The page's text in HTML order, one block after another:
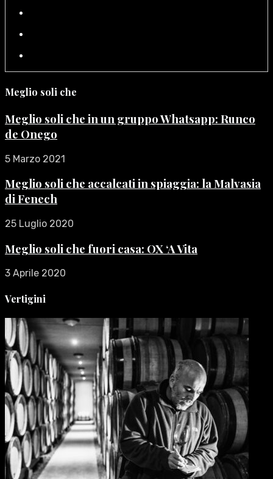
Meglio soli che
Meglio soli che in un gruppo Whatsapp: Runco
de Onego
5 Marzo 2021
Meglio soli che accalcati in spiaggia: la Malvasia
di Fenech
25 Luglio 2020
Meglio soli che fuori casa: OX ‘A Vita
3 Aprile 2020
Vertigini